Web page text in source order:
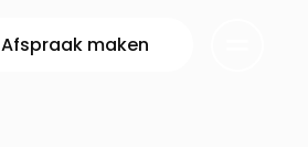
Afspraak maken